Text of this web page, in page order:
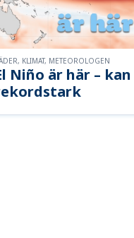
Niño är här –
KLIMAT, METEOROLOGEN